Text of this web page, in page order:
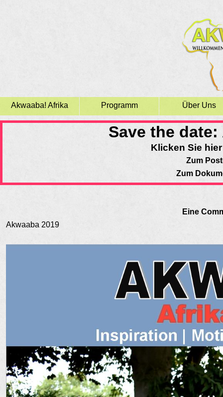
Akwaaba! Afrika Programm Über Uns
Save the date:
Klicken Sie
Zum
Zum
Eine
Akwaaba 2019